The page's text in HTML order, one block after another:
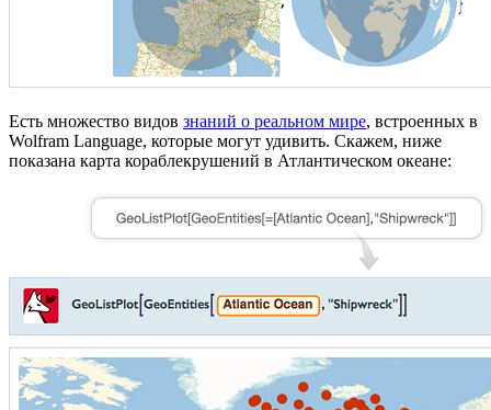
Есть множество видов знаний о реальном мире, встроенных в
Wolfram Language, которые могут удивить. Скажем, ниже
показана карта кораблекрушений в Атлантическом океане: